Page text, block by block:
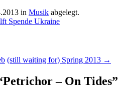
in Musik abgelegt.
(still waiting for) Spring 2013 →
Petrichor – On Tides”